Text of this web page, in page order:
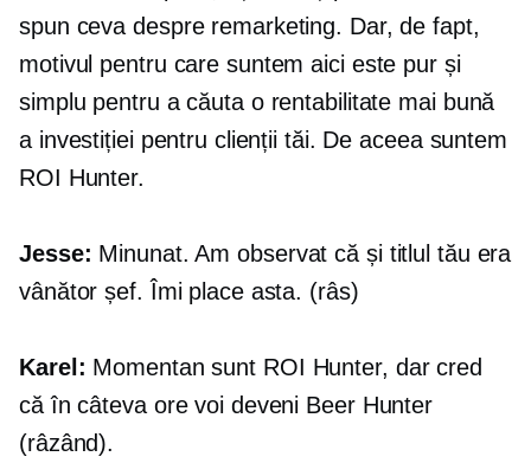
spun ceva despre remarketing. Dar, de fapt,
motivul pentru care suntem aici este pur și
simplu pentru a căuta o rentabilitate mai bună
a investiției pentru clienții tăi. De aceea suntem
ROI Hunter.
Jesse: Minunat. Am observat că și titlul tău era
vânător șef. Îmi place asta. (râs)
Karel: Momentan sunt ROI Hunter, dar cred
că în câteva ore voi deveni Beer Hunter
(râzând).